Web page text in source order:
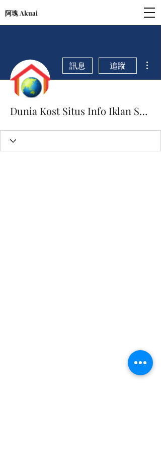
阿塊 Akuai
訊息 追蹤
Dunia Kost Situs Info Iklan Sewa Kost Terlengkap dan Terpercaya